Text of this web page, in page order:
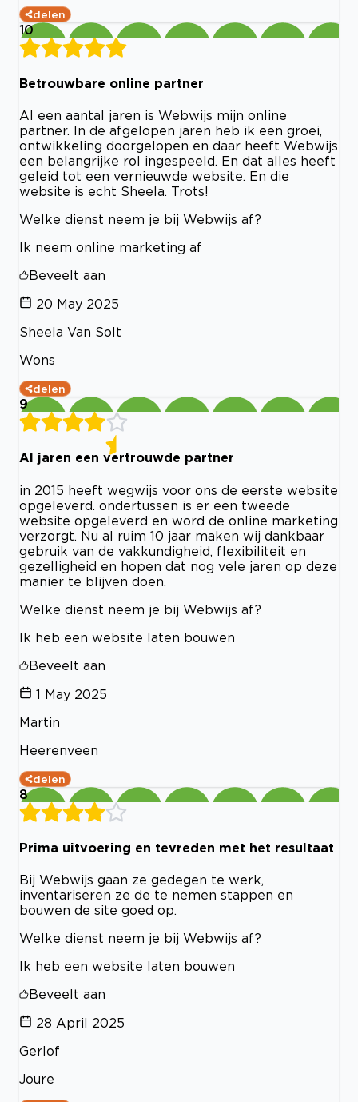
delen
10
Betrouwbare online partner
Al een aantal jaren is Webwijs mijn online
partner. In de afgelopen jaren heb ik een groei,
ontwikkeling doorgelopen en daar heeft Webwijs
een belangrijke rol ingespeeld. En dat alles heeft
geleid tot een vernieuwde website. En die
website is echt Sheela. Trots!
Welke dienst neem je bij Webwijs af?
Ik neem online marketing af
Beveelt aan
20 May 2025
Sheela Van Solt
Wons
delen
9
Al jaren een vertrouwde partner
in 2015 heeft wegwijs voor ons de eerste website
opgeleverd. ondertussen is er een tweede
website opgeleverd en word de online marketing
verzorgt. Nu al ruim 10 jaar maken wij dankbaar
gebruik van de vakkundigheid, flexibiliteit en
gezelligheid en hopen dat nog vele jaren op deze
manier te blijven doen.
Welke dienst neem je bij Webwijs af?
Ik heb een website laten bouwen
Beveelt aan
1 May 2025
Martin
Heerenveen
delen
8
Prima uitvoering en tevreden met het resultaat
Bij Webwijs gaan ze gedegen te werk,
inventariseren ze de te nemen stappen en
bouwen de site goed op.
Welke dienst neem je bij Webwijs af?
Ik heb een website laten bouwen
Beveelt aan
28 April 2025
Gerlof
Joure